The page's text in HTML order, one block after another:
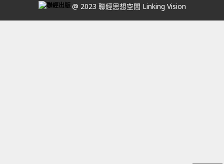
@ 2023 聯經思想空間 Linking Vision